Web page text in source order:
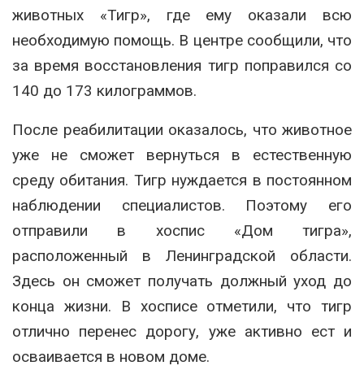
животных «Тигр», где ему оказали всю
необходимую помощь. В центре сообщили, что
за время восстановления тигр поправился со
140 до 173 килограммов.
После реабилитации оказалось, что животное
уже не сможет вернуться в естественную
среду обитания. Тигр нуждается в постоянном
наблюдении специалистов. Поэтому его
отправили в хоспис «Дом тигра»,
расположенный в Ленинградской области.
Здесь он сможет получать должный уход до
конца жизни. В хосписе отметили, что тигр
отлично перенес дорогу, уже активно ест и
осваивается в новом доме.